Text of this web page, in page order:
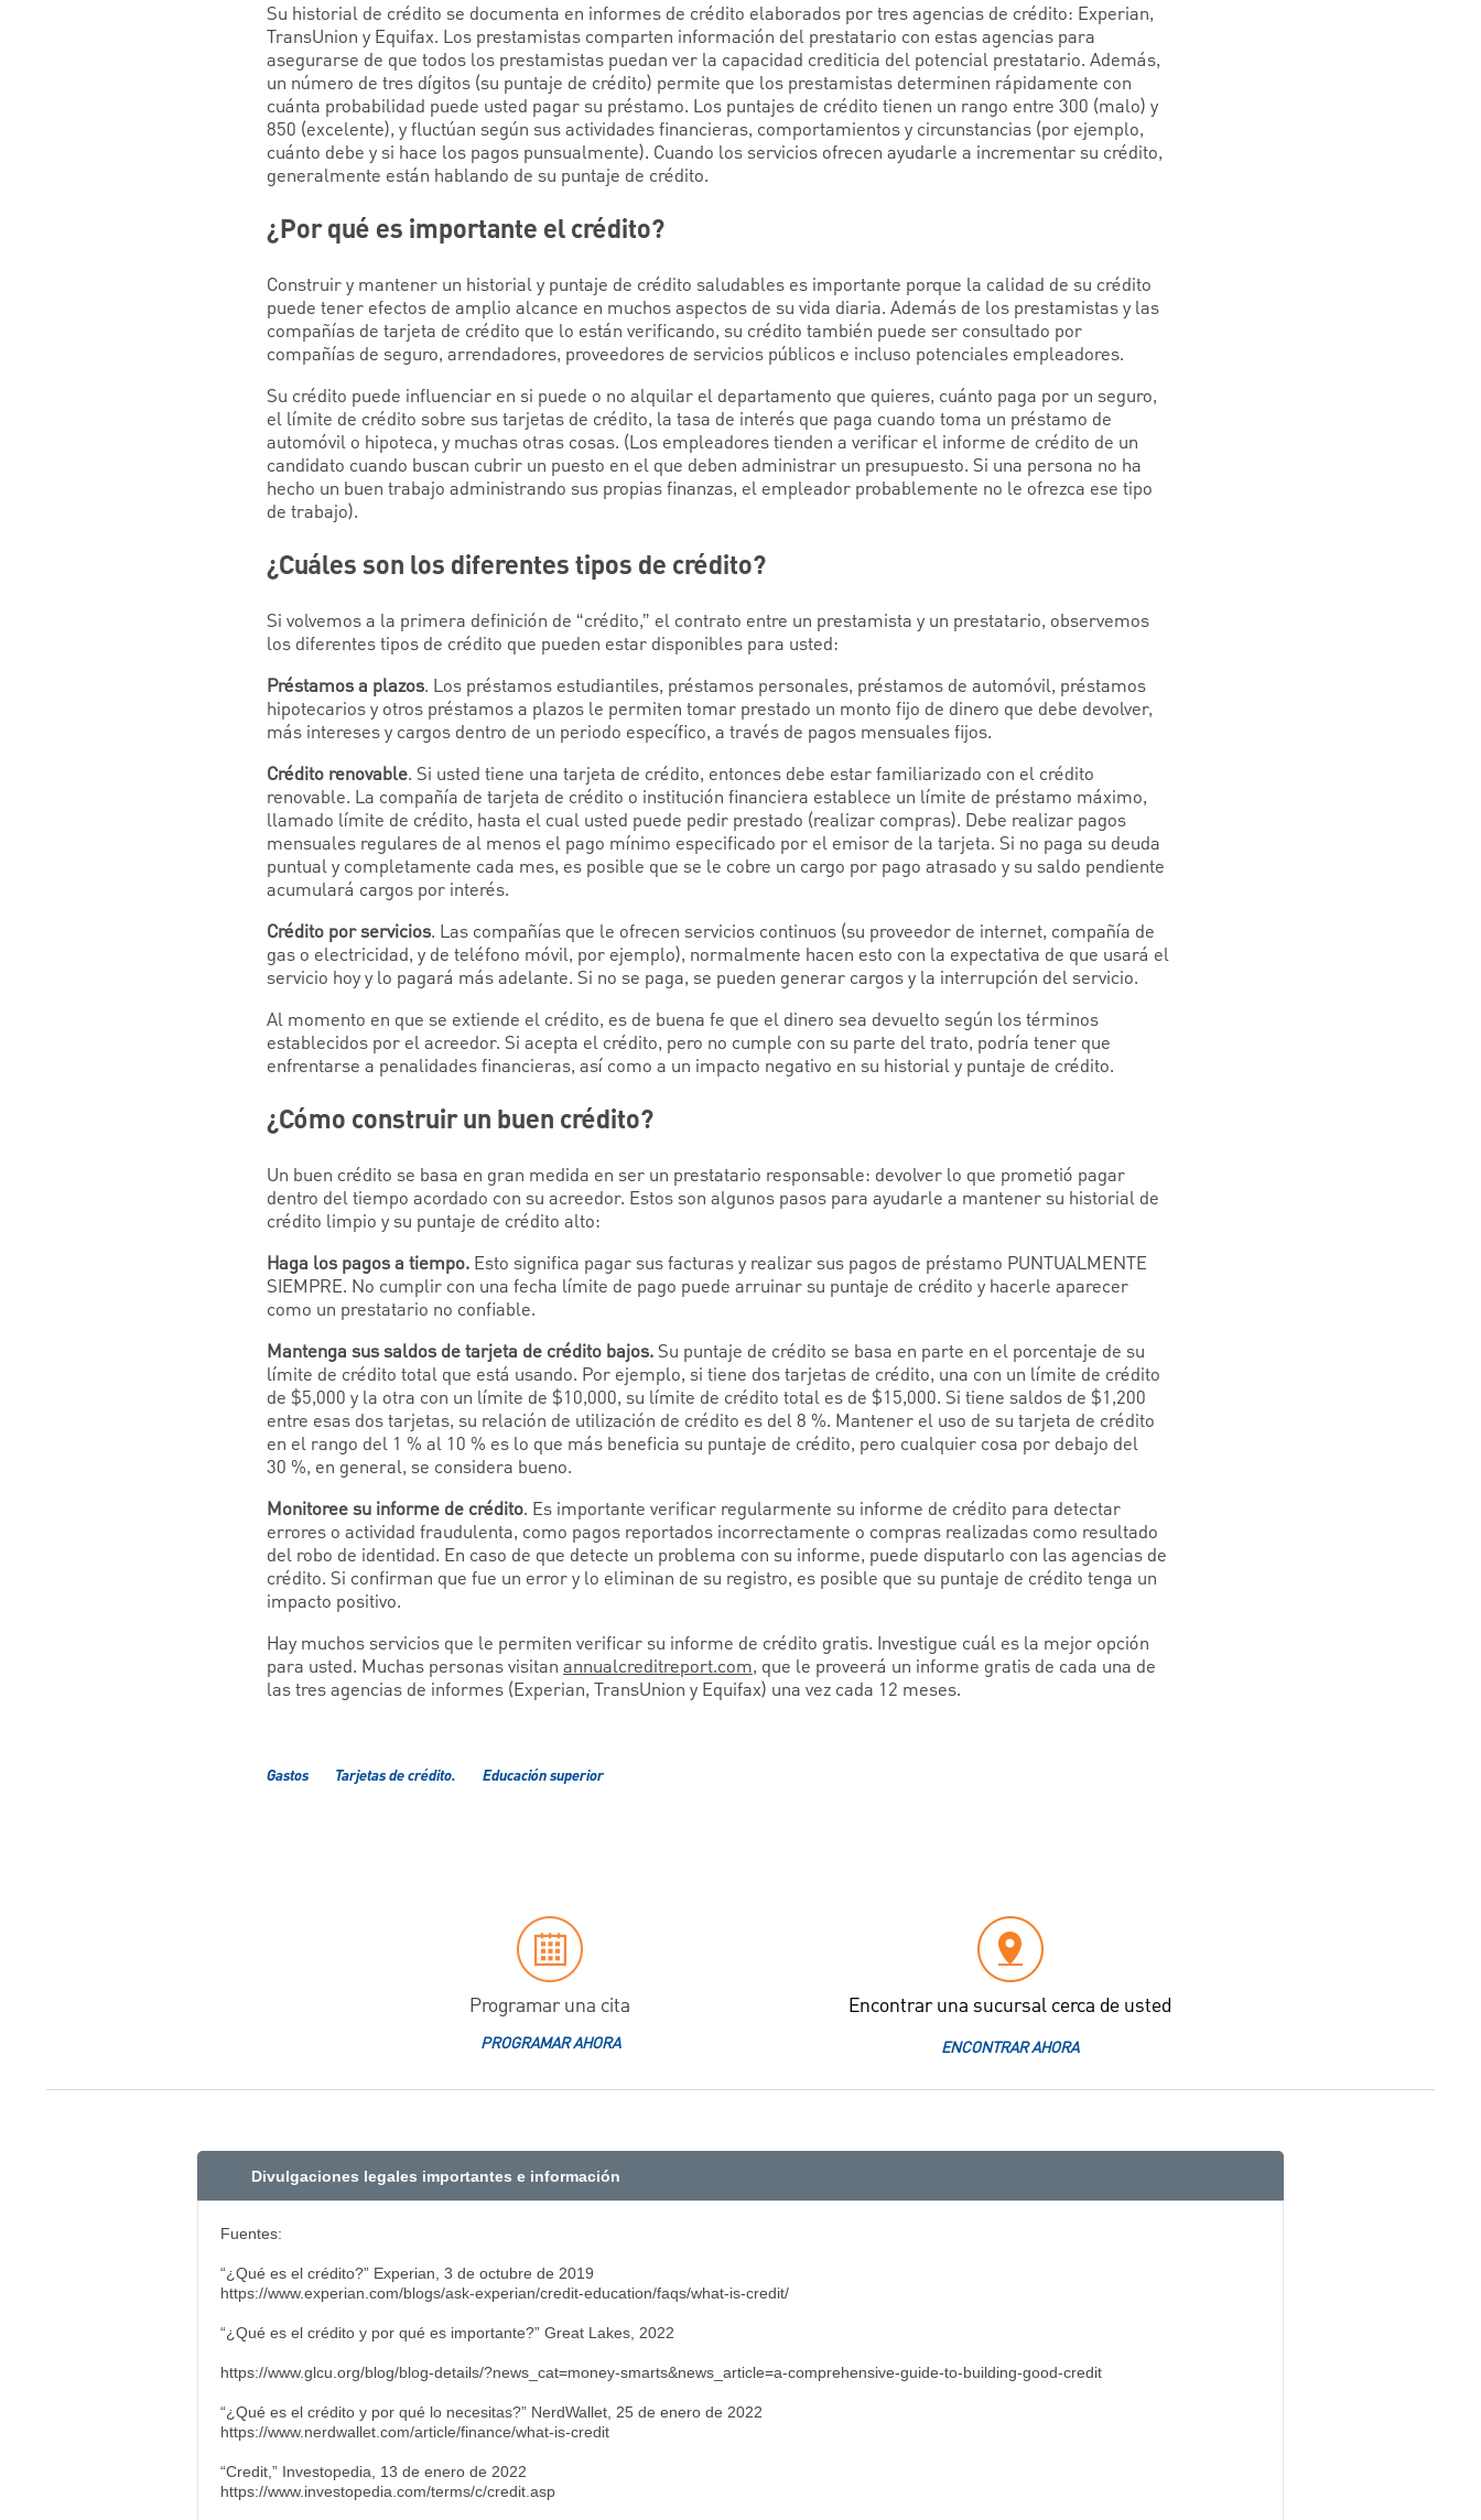
Su historial de crédito se documenta en informes de crédito elaborados por tres agencias de crédito: Experian,
TransUnion y Equifax. Los prestamistas comparten información del prestatario con estas agencias para
asegurarse de que todos los prestamistas puedan ver la capacidad crediticia del potencial prestatario. Además,
un número de tres dígitos (su puntaje de crédito) permite que los prestamistas determinen rápidamente con
cuánta probabilidad puede usted pagar su préstamo. Los puntajes de crédito tienen un rango entre 300 (malo) y
850 (excelente), y fluctúan según sus actividades financieras, comportamientos y circunstancias (por ejemplo,
cuánto debe y si hace los pagos punsualmente). Cuando los servicios ofrecen ayudarle a incrementar su crédito,
generalmente están hablando de su puntaje de crédito.
¿Por qué es importante el crédito?
Construir y mantener un historial y puntaje de crédito saludables es importante porque la calidad de su crédito
puede tener efectos de amplio alcance en muchos aspectos de su vida diaria. Además de los prestamistas y las
compañías de tarjeta de crédito que lo están verificando, su crédito también puede ser consultado por
compañías de seguro, arrendadores, proveedores de servicios públicos e incluso potenciales empleadores.
Su crédito puede influenciar en si puede o no alquilar el departamento que quieres, cuánto paga por un seguro,
el límite de crédito sobre sus tarjetas de crédito, la tasa de interés que paga cuando toma un préstamo de
automóvil o hipoteca, y muchas otras cosas. (Los empleadores tienden a verificar el informe de crédito de un
candidato cuando buscan cubrir un puesto en el que deben administrar un presupuesto. Si una persona no ha
hecho un buen trabajo administrando sus propias finanzas, el empleador probablemente no le ofrezca ese tipo
de trabajo).
¿Cuáles son los diferentes tipos de crédito?
Si volvemos a la primera definición de “crédito,” el contrato entre un prestamista y un prestatario, observemos
los diferentes tipos de crédito que pueden estar disponibles para usted:
Préstamos a plazos. Los préstamos estudiantiles, préstamos personales, préstamos de automóvil, préstamos
hipotecarios y otros préstamos a plazos le permiten tomar prestado un monto fijo de dinero que debe devolver,
más intereses y cargos dentro de un periodo específico, a través de pagos mensuales fijos.
Crédito renovable. Si usted tiene una tarjeta de crédito, entonces debe estar familiarizado con el crédito
renovable. La compañía de tarjeta de crédito o institución financiera establece un límite de préstamo máximo,
llamado límite de crédito, hasta el cual usted puede pedir prestado (realizar compras). Debe realizar pagos
mensuales regulares de al menos el pago mínimo especificado por el emisor de la tarjeta. Si no paga su deuda
puntual y completamente cada mes, es posible que se le cobre un cargo por pago atrasado y su saldo pendiente
acumulará cargos por interés.
Crédito por servicios. Las compañías que le ofrecen servicios continuos (su proveedor de internet, compañía de
gas o electricidad, y de teléfono móvil, por ejemplo), normalmente hacen esto con la expectativa de que usará el
servicio hoy y lo pagará más adelante. Si no se paga, se pueden generar cargos y la interrupción del servicio.
Al momento en que se extiende el crédito, es de buena fe que el dinero sea devuelto según los términos
establecidos por el acreedor. Si acepta el crédito, pero no cumple con su parte del trato, podría tener que
enfrentarse a penalidades financieras, así como a un impacto negativo en su historial y puntaje de crédito.
¿Cómo construir un buen crédito?
Un buen crédito se basa en gran medida en ser un prestatario responsable: devolver lo que prometió pagar
dentro del tiempo acordado con su acreedor. Estos son algunos pasos para ayudarle a mantener su historial de
crédito limpio y su puntaje de crédito alto:
Haga los pagos a tiempo. Esto significa pagar sus facturas y realizar sus pagos de préstamo PUNTUALMENTE
SIEMPRE. No cumplir con una fecha límite de pago puede arruinar su puntaje de crédito y hacerle aparecer
como un prestatario no confiable.
Mantenga sus saldos de tarjeta de crédito bajos.Su puntaje de crédito se basa en parte en el porcentaje de su
límite de crédito total que está usando. Por ejemplo, si tiene dos tarjetas de crédito, una con un límite de crédito
de $5,000 y la otra con un límite de $10,000, su límite de crédito total es de $15,000. Si tiene saldos de $1,200
entre esas dos tarjetas, su relación de utilización de crédito es del 8 %. Mantener el uso de su tarjeta de crédito
en el rango del 1 % al 10 % es lo que más beneficia su puntaje de crédito, pero cualquier cosa por debajo del
30 %, en general, se considera bueno.
Monitoree su informe de crédito. Es importante verificar regularmente su informe de crédito para detectar
errores o actividad fraudulenta, como pagos reportados incorrectamente o compras realizadas como resultado
del robo de identidad. En caso de que detecte un problema con su informe, puede disputarlo con las agencias de
crédito. Si confirman que fue un error y lo eliminan de su registro, es posible que su puntaje de crédito tenga un
impacto positivo.
Hay muchos servicios que le permiten verificar su informe de crédito gratis. Investigue cuál es la mejor opción
para usted. Muchas personas visitan annualcreditreport.com, que le proveerá un informe gratis de cada una de
las tres agencias de informes (Experian, TransUnion y Equifax) una vez cada 12 meses.
Gastos Tarjetas de crédito. Educación superior
Programar una cita
PROGRAMAR AHORA
Encontrar una sucursal cerca de usted
ENCONTRAR AHORA
Divulgaciones legales importantes e información
Fuentes:
“¿Qué es el crédito?” Experian, 3 de octubre de 2019
https://www.experian.com/blogs/ask-experian/credit-education/faqs/what-is-credit/
“¿Qué es el crédito y por qué es importante?” Great Lakes, 2022
https://www.glcu.org/blog/blog-details/?news_cat=money-smarts&news_article=a-comprehensive-guide-to-building-good-credit
“¿Qué es el crédito y por qué lo necesitas?” NerdWallet, 25 de enero de 2022
https://www.nerdwallet.com/article/finance/what-is-credit
“Credit,” Investopedia, 13 de enero de 2022
https://www.investopedia.com/terms/c/credit.asp